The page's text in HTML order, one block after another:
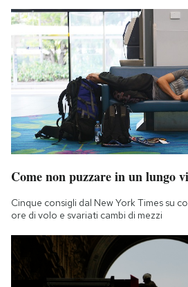
Come non puzzare in un lungo
Cinque consigli dal New York Times su
ore di volo e svariati cambi di mezzi